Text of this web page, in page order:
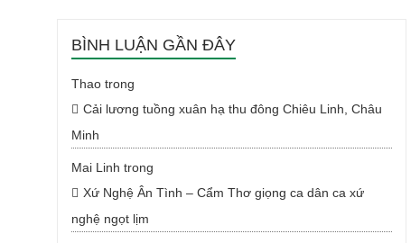
BÌNH LUẬN GẦN ĐÂY
Thaotrong
Cải lương tuồng xuân hạ thu đông Chiêu Linh, Châu
Minh
Mai Linh trong
Xứ Nghệ Ân Tình – Cẩm Thơ giọng ca dân ca xứ
nghệ ngọt lịm